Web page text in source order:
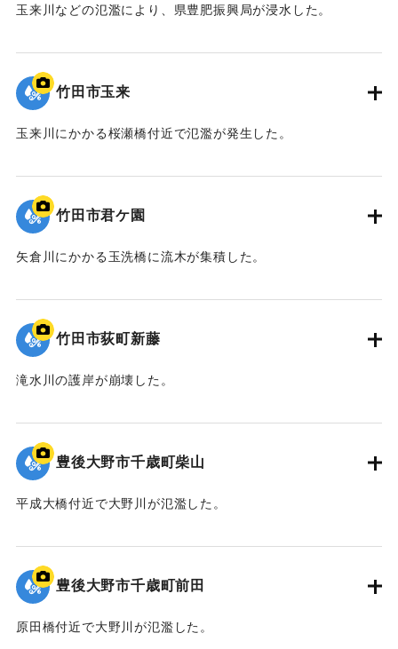
玉来川などの氾濫により、県豊肥振興局が浸水した。
｜固有コード:09922054
竹田市玉来
玉来川にかかる桜瀬橋付近で氾濫が発生した。
｜固有コード:09922052
竹田市君ケ園
矢倉川にかかる玉洗橋に流木が集積した。
｜固有コード:09922051
竹田市荻町新藤
滝水川の護岸が崩壊した。
｜固有コード:09922050
豊後大野市千歳町柴山
平成大橋付近で大野川が氾濫した。
｜固有コード:09922049
豊後大野市千歳町前田
原田橋付近で大野川が氾濫した。